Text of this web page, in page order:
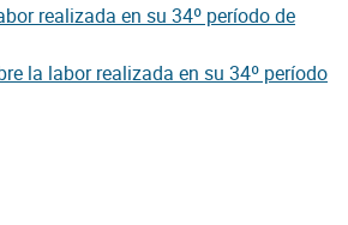
realizada en su 34º período de
la labor realizada en su 34º período